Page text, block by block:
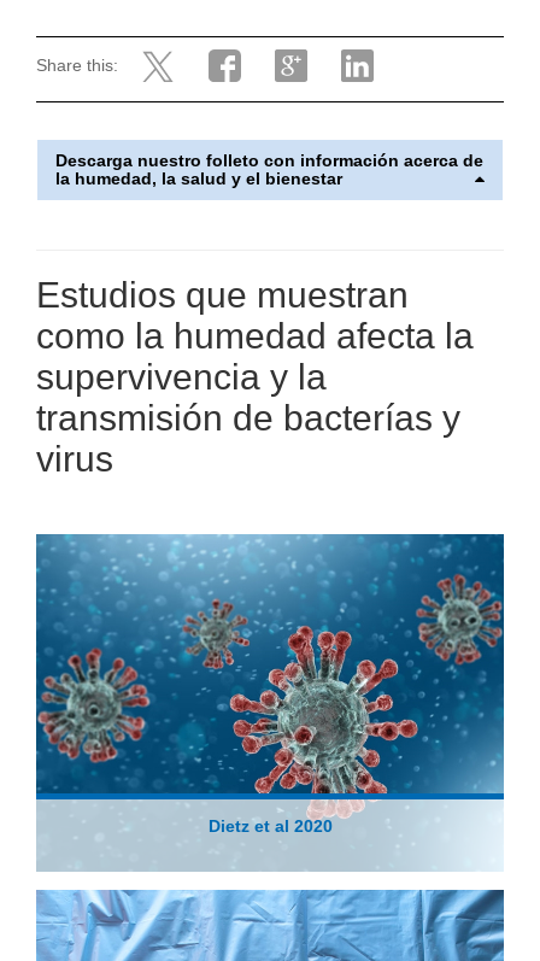
Share this:
Descarga nuestro folleto con información acerca de
la humedad, la salud y el bienestar
Estudios que muestran
como la humedad afecta la
supervivencia y la
transmisión de bacterías y
virus
Dietz et al 2020